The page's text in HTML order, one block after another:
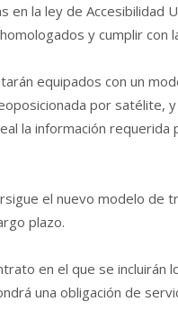
en la ley de Accesibilidad
y cumplir
equipados con un
por satélite,
la información requerida
el nuevo modelo de
plazo.
en el que se
una obligación de